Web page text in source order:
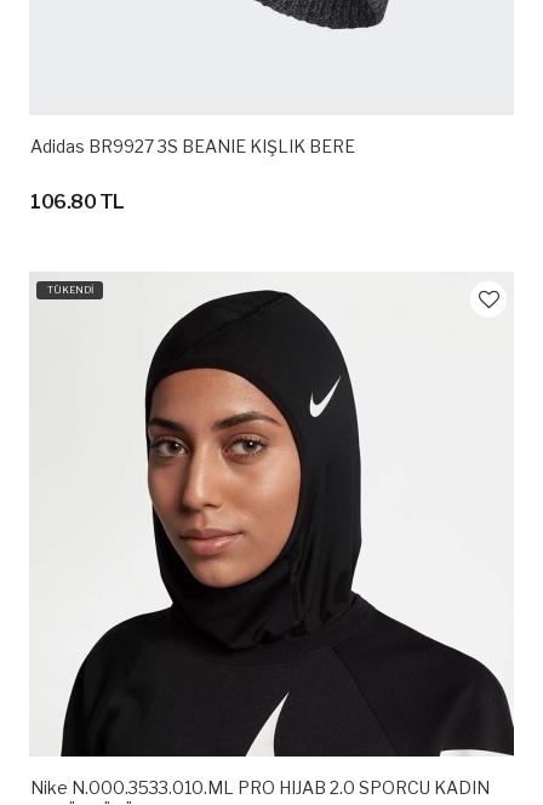
Adidas BR9927 3S BEANIE KIŞLIK BERE
106.80 TL
TÜKENDİ
Nike N.000.3533.010.ML PRO HIJAB 2.0 SPORCU KADIN